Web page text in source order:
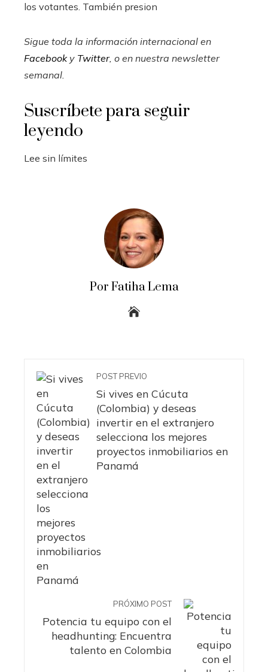
los votantes. También presion
Sigue toda la información internacional en
Facebooky Twitter, o en nuestra newsletter
semanal.
Suscríbete para seguir
leyendo
Lee sin límites
Por Fatiha Lema
POST PREVIO
Si vives en Cúcuta
(Colombia) y deseas
invertir en el extranjero
selecciona los mejores
proyectos inmobiliarios en
Panamá
PRÓXIMO POST
Potencia tu equipo con el
headhunting: Encuentra
talento en Colombia